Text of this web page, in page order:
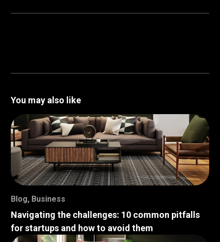
You may also like
Blog, Business
Navigating the challenges: 10 common pitfalls
for startups and how to avoid them